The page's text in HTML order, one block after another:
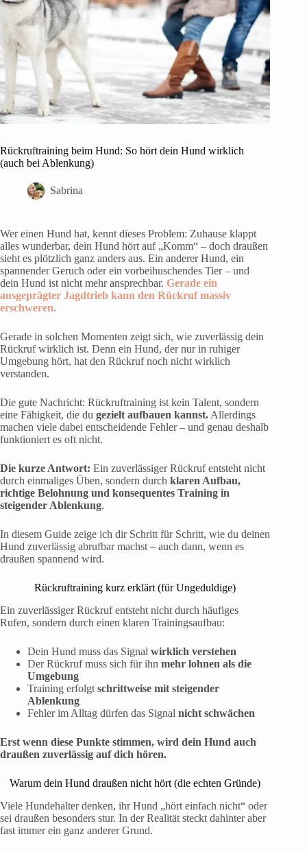
Rückruftraining beim Hund: So hört dein Hund wirklich
(auch bei Ablenkung)
Sabrina
Wer einen Hund hat, kennt dieses Problem: Zuhause klappt
alles wunderbar, dein Hund hört auf „Komm“ – doch draußen
sieht es plötzlich ganz anders aus. Ein anderer Hund, ein
spannender Geruch oder ein vorbeihuschendes Tier – und
dein Hund ist nicht mehr ansprechbar. Gerade ein
ausgeprägter Jagdtrieb kann den Rückruf massiv
erschweren.
Gerade in solchen Momenten zeigt sich, wie zuverlässig dein
Rückruf wirklich ist. Denn ein Hund, der nur in ruhiger
Umgebung hört, hat den Rückruf noch nicht wirklich
verstanden.
Die gute Nachricht: Rückruftraining ist kein Talent, sondern
eine Fähigkeit, die du gezielt aufbauen kannst. Allerdings
machen viele dabei entscheidende Fehler – und genau deshalb
funktioniert es oft nicht.
Die kurze Antwort: Ein zuverlässiger Rückruf entsteht nicht
durch einmaliges Üben, sondern durch klaren Aufbau,
richtige Belohnung und konsequentes Training in
steigender Ablenkung.
In diesem Guide zeige ich dir Schritt für Schritt, wie du deinen
Hund zuverlässig abrufbar machst – auch dann, wenn es
draußen spannend wird.
Rückruftraining kurz erklärt (für Ungeduldige)
Ein zuverlässiger Rückruf entsteht nicht durch häufiges
Rufen, sondern durch einen klaren Trainingsaufbau:
Dein Hund muss das Signal wirklich verstehen
Der Rückruf muss sich für ihn mehr lohnen als die
Umgebung
Training erfolgt schrittweise mit steigender
Ablenkung
Fehler im Alltag dürfen das Signal nicht schwächen
Erst wenn diese Punkte stimmen, wird dein Hund auch
draußen zuverlässig auf dich hören.
Warum dein Hund draußen nicht hört (die echten Gründe)
Viele Hundehalter denken, ihr Hund „hört einfach nicht“ oder
sei draußen besonders stur. In der Realität steckt dahinter aber
fast immer ein ganz anderer Grund.